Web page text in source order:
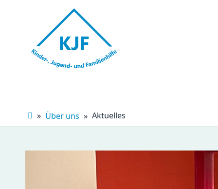
Navigation
überspringen
Über uns Aktuelles